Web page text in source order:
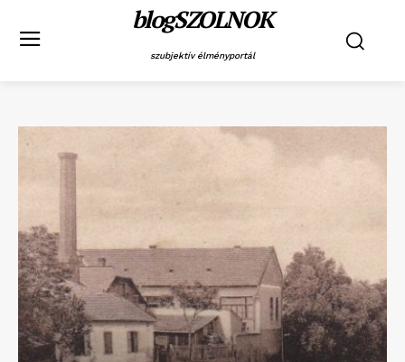
blogSZOLNOK
szubjektív élményportál